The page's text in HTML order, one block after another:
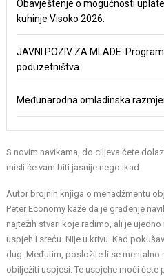
Obavještenje o mogućnosti
kuhinje Visoko 2026.
JAVNI POZIV ZA MLADE:
poduzetništva
Međunarodna omladinska
S novim navikama, do ciljeva ćete
misli će vam biti jasnije nego ikad
Autor brojnih knjiga o menadžmentu
Peter Economy kaže da je građenje
najtežih stvari koje radimo, ali je
uspjeh i sreću. Nije u krivu. Kad
dug. Međutim, posložite li se mentalno
obilježiti uspjesi. Te uspjehe moći ćete